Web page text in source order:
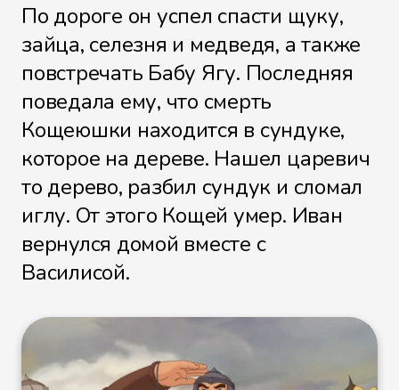
По дороге он успел спасти щуку,
зайца, селезня и медведя, а также
повстречать Бабу Ягу. Последняя
поведала ему, что смерть
Кощеюшки находится в сундуке,
которое на дереве. Нашел царевич
то дерево, разбил сундук и сломал
иглу. От этого Кощей умер. Иван
вернулся домой вместе с
Василисой.